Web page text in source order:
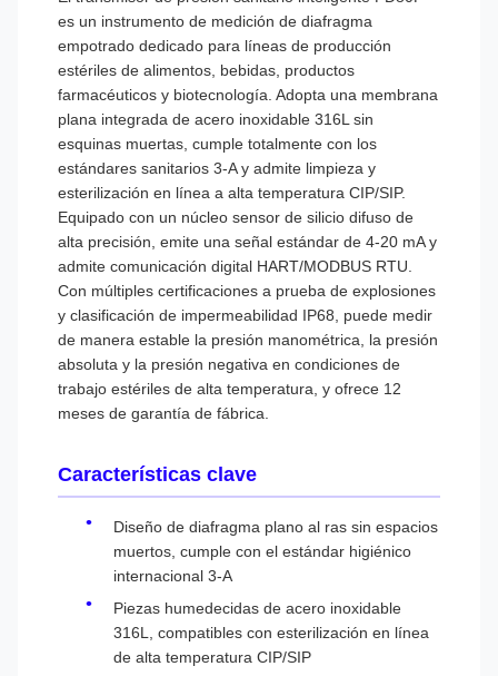
es un instrumento de medición de diafragma
empotrado dedicado para líneas de producción
estériles de alimentos, bebidas, productos
farmacéuticos y biotecnología. Adopta una membrana
plana integrada de acero inoxidable 316L sin
esquinas muertas, cumple totalmente con los
estándares sanitarios 3-A y admite limpieza y
esterilización en línea a alta temperatura CIP/SIP.
Equipado con un núcleo sensor de silicio difuso de
alta precisión, emite una señal estándar de 4-20 mA y
admite comunicación digital HART/MODBUS RTU.
Con múltiples certificaciones a prueba de explosiones
y clasificación de impermeabilidad IP68, puede medir
de manera estable la presión manométrica, la presión
absoluta y la presión negativa en condiciones de
trabajo estériles de alta temperatura, y ofrece 12
meses de garantía de fábrica.
Características clave
Diseño de diafragma plano al ras sin espacios
muertos, cumple con el estándar higiénico
internacional 3-A
Piezas humedecidas de acero inoxidable
316L, compatibles con esterilización en línea
de alta temperatura CIP/SIP